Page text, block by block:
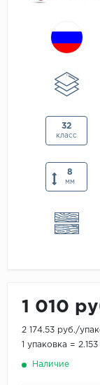
32
класс
8
мм
1 010
2 174.53 руб./
1 упаковка =
Наличие